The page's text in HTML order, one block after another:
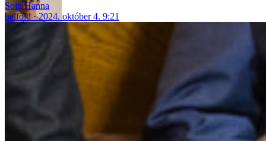
Solti Hanna
belföld
2024. október 4. 9:21